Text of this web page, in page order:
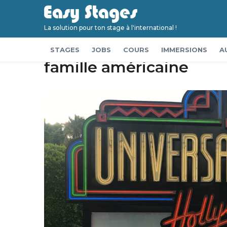
La solution pour ton stage à l'international !
STAGES JOBS COURS IMMERSIONS
Accueil Immersions Séjour linguistique aux
Séjour linguistique aux
famille américaine